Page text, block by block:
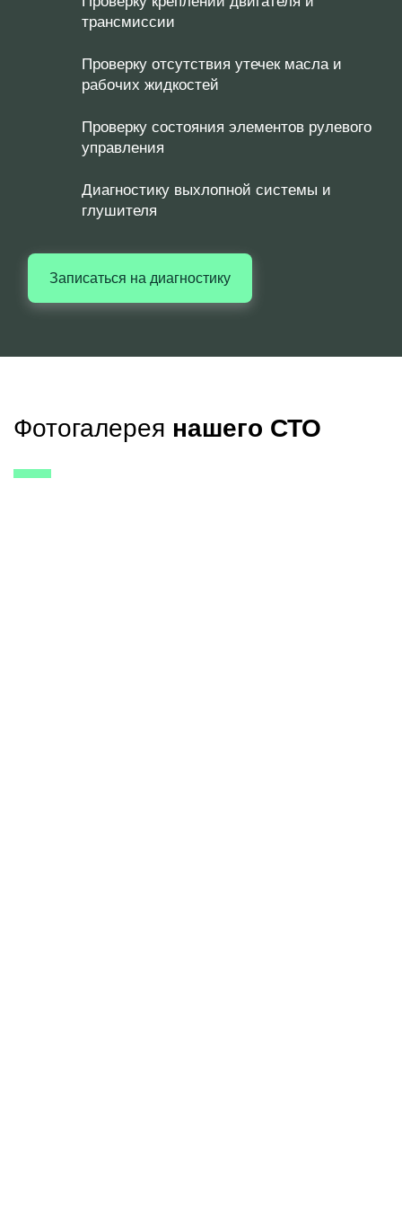
трансмиссии
Проверку отсутствия утечек масла и
рабочих жидкостей
Проверку состояния элементов рулевого
управления
Диагностику выхлопной системы и
глушителя
Записаться на диагностику
Фотогалерея нашего СТО